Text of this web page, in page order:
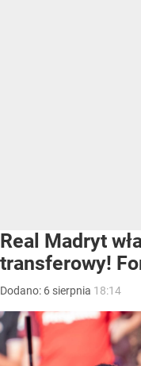
Real Madryt
transferowy!
Dodano: 6 sierpnia 18:14